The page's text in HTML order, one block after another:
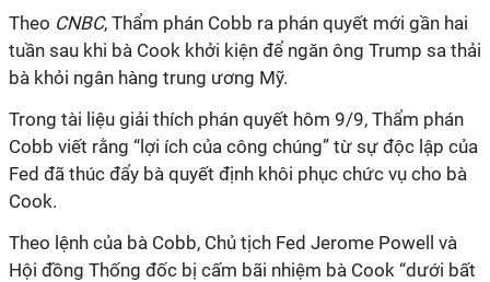
Theo CNBC, Thẩm phán Cobb ra phán quyết mới gần hai
tuần sau khi bà Cook khởi kiện để ngăn ông Trump sa thải
bà khỏi ngân hàng trung ương Mỹ.
Trong tài liệu giải thích phán quyết hôm 9/9, Thẩm phán
Cobb viết rằng “lợi ích của công chúng” từ sự độc lập của
Fed đã thúc đẩy bà quyết định khôi phục chức vụ cho bà
Cook.
Theo lệnh của bà Cobb, Chủ tịch Fed Jerome Powell và
Hội đồng Thống đốc bị cấm bãi nhiệm bà Cook “dưới bất